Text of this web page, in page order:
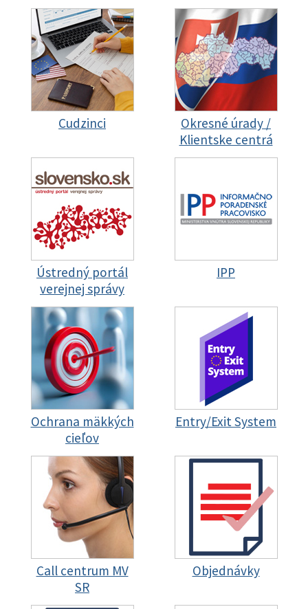
Cudzinci
Okresné úrady /
Klientske centrá
Ústredný portál
verejnej správy
IPP
Ochrana mäkkých
cieľov
Entry/Exit System
Call centrum MV
SR
Objednávky